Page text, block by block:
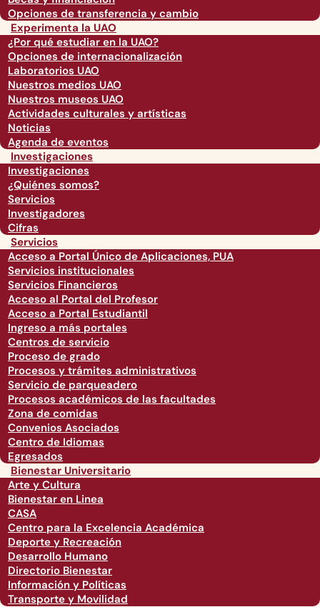
Opciones de transferencia y cambio
Experimenta la UAO
¿Por qué estudiar en la UAO?
Opciones de internacionalización
Laboratorios UAO
Nuestros medios UAO
Nuestros museos UAO
Actividades culturales y artísticas
Noticias
Agenda de eventos
Investigaciones
Investigaciones
¿Quiénes somos?
Servicios
Investigadores
Cifras
Servicios
Acceso a Portal Único de Aplicaciones, PUA
Servicios institucionales
Servicios Financieros
Acceso al Portal del Profesor
Acceso a Portal Estudiantil
Ingreso a más portales
Centros de servicio
Proceso de grado
Procesos y trámites administrativos
Servicio de parqueadero
Procesos académicos de las facultades
Zona de comidas
Convenios Asociados
Centro de Idiomas
Egresados
Bienestar Universitario
Arte y Cultura
Bienestar en Linea
CASA
Centro para la Excelencia Académica
Deporte y Recreación
Desarrollo Humano
Directorio Bienestar
Información y Políticas
Transporte y Movilidad